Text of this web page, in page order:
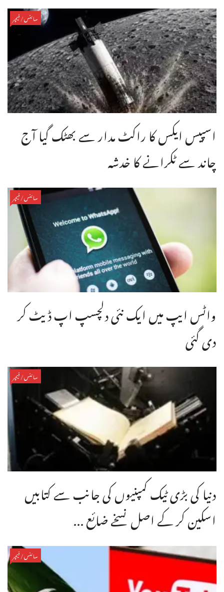
سائنس/فیچر
اسپیس ایکس کا راکٹ مدار سے بھٹک گیا آج
چاند سے ٹکرانے کا خدشہ
سائنس/فیچر
واٹس ایپ میں ایک نئی دلچسپ اپ ڈیٹ کر
دی گئی
سائنس/فیچر
دنیا کی بڑی ٹیک کمپنیوں کی جانب سے کتابیں
اسکین کر کے اصل نسخے ضائع ...
سائنس/فیچر